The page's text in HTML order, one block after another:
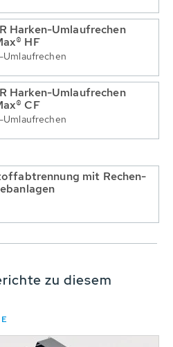
Harken-Umlaufrechen
HF
Umlaufrechen
Harken-Umlaufrechen
CF
Umlaufrechen
mit Rechen-
zu diesem